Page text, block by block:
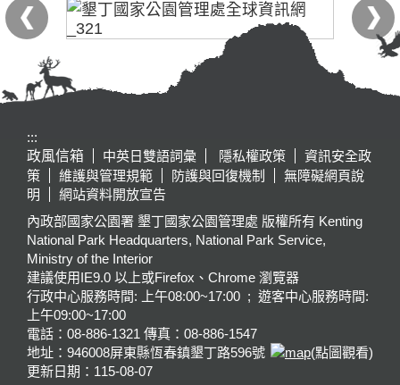
:::
政風信箱
中英日雙語詞彙 隱私權政策
資訊安全政
策
維護與管理規範 防護與回復機制
無障礙網頁說
明
網站資料開放宣告
內政部國家公園署 墾丁國家公園管理處 版權所有 Kenting
National Park Headquarters, National Park Service,
Ministry of the Interior
建議使用IE9.0 以上或Firefox、Chrome 瀏覽器
行政中心服務時間: 上午08:00~17:00 ; 遊客中心服務時間:
上午09:00~17:00
電話：08-886-1321 傳真：08-886-1547
地址：946008屏東縣恆春鎮墾丁路596號
(點圖觀看)
更新日期： 115-08-07